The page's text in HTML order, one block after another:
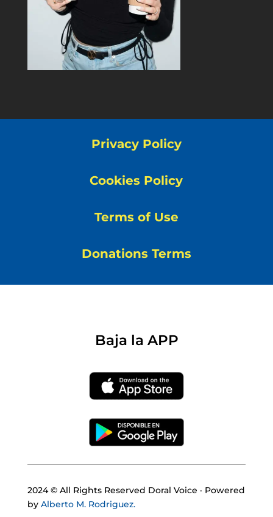
Privacy Policy
Cookies Policy
Terms of Use
Donations Terms
Baja la APP
2024 © All Rights Reserved Doral Voice · Powered
by Alberto M. Rodriguez.